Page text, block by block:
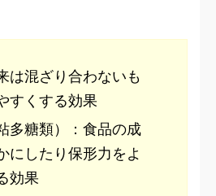
は混ざり合わないも
すくする効果
多糖類）：食品の成
にしたり保形力をよ
効果